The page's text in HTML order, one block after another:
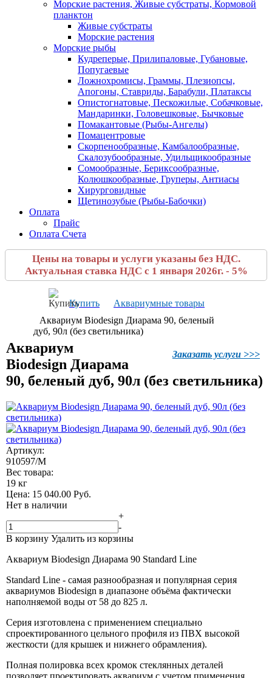
Морские растения, Живые субстраты, Кормовой
планктон
Живые субстраты
Морские растения
Морские рыбы
Кудреперые, Прилипаловые, Губановые,
Попугаевые
Ложнохромисы, Граммы, Плезиопсы,
Апогоны, Ставриды, Барабули, Платаксы
Опистогнатовые, Пескожилые, Собачковые,
Мандаринки, Головешковые, Бычковые
Помакантовые (Рыбы-Ангелы)
Помацентровые
Скорпенообразные, Камбалообразные,
Скалозубообразные, Удильщикообразные
Сомообразные, Бериксообразные,
Колюшкообразные, Груперы, Антиасы
Хирурговидные
Щетинозубые (Рыбы-Бабочки)
Оплата
Прайс
Оплата Счета
Цены на товары и услуги указаны без НДС.
Актуальная ставка НДС с 1 января 2026г. - 5%
Купить
Аквариумные товары
Аквариум Biodesign Диарама 90, беленый
дуб, 90л (без светильника)
Заказать услуги >>>
Аквариум
Biodesign Диарама
90, беленый дуб, 90л (без светильника)
Артикул:
910597/M
Вес товара:
19 кг
Цена: 15 040.00 Руб.
Нет в наличии
+
-
В корзину Удалить из корзины
Аквариум Biodesign Диарама 90 Standard Line
Standard Line - самая разнообразная и популярная серия
аквариумов Biodesign в диапазоне объёма фактически
наполняемой воды от 58 до 825 л.
Серия изготовлена с применением специально
спроектированного цельного профиля из ПВХ высокой
жесткости (для крышек и нижнего обрамления).
Полная полировка всех кромок стеклянных деталей
позволяет проектировать аквариум с учетом применения